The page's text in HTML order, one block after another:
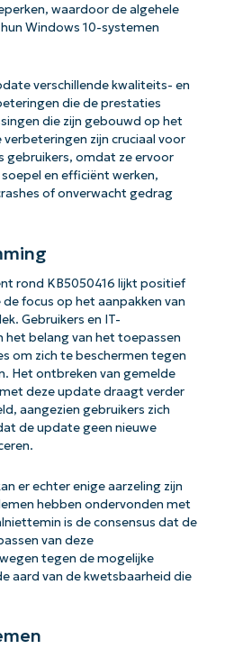
waardoor de algehele
Windows 10-systemen
verschillende kwaliteits- en
die de prestaties
die zijn gebouwd op het
verbeteringen zijn cruciaal voor
gebruikers, omdat ze ervoor
en efficiënt werken,
of onverwacht gedrag
rond KB5050416 lijkt positief
focus op het aanpakken van
Gebruikers en IT-
het belang van het toepassen
om zich te beschermen tegen
Het ontbreken van gemelde
deze update draagt verder
aangezien gebruikers zich
de update geen nieuwe
er echter enige aarzeling zijn
hebben ondervonden met
is de consensus dat de
van deze
tegen de mogelijke
aard van de kwetsbaarheid die